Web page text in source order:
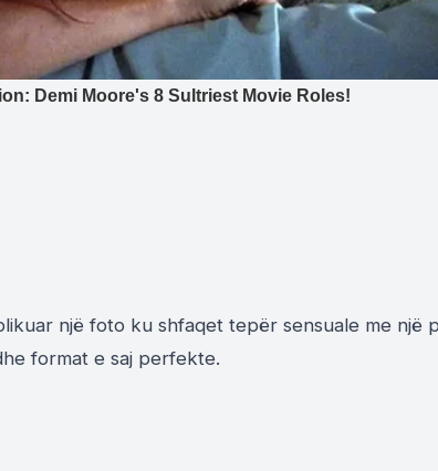
një foto ku shfaqet tepër sensuale me një
format e saj perfekte.